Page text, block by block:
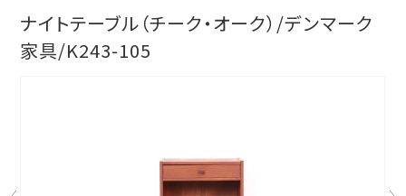
ナイトテーブル（チーク・オーク）/デンマーク
家具/K243-105